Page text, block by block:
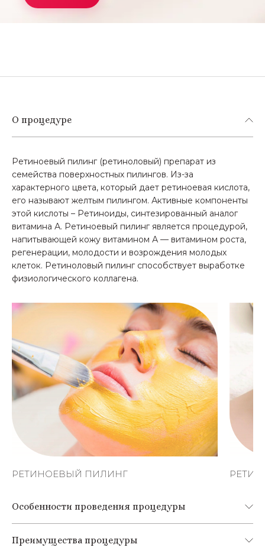
О процедуре
Ретиноевый пилинг (ретиноловый) препарат из
семейства поверхностных пилингов. Из-за
характерного цвета, который дает ретиноевая кислота,
его называют желтым пилингом. Активные компоненты
этой кислоты – Ретиноиды, синтезированный аналог
витамина А. Ретиноевый пилинг является процедурой,
напитывающей кожу витамином А — витамином роста,
регенерации, молодости и возрождения молодых
клеток. Ретиноловый пилинг способствует выработке
физиологического коллагена.
РЕТИНОЕВЫЙ ПИЛИНГ
Особенности проведения процедуры
Преимущества процедуры